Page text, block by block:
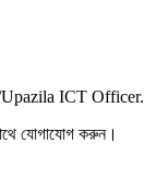
Upazila ICT Officer.
যোগাযোগ করুন।